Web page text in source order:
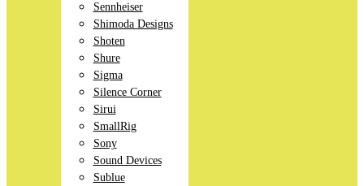
Sennheiser
Shimoda Designs
Shoten
Shure
Sigma
Silence Corner
Sirui
SmallRig
Sony
Sound Devices
Sublue